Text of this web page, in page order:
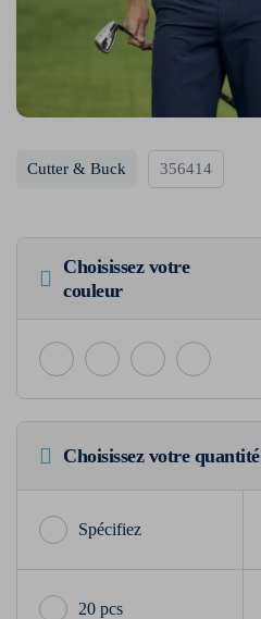
Cutter & Buck 356414
Choisissez votre
couleur
Choisissez votre quantité
20 pcs